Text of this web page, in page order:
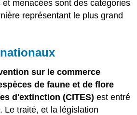
menacées sont des catégories
représentant le plus grand
sur le commerce
de faune et de flore
d'extinction (CITES) est entré
Le traité, et la législation